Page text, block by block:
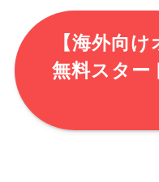
【海外向
無料スター